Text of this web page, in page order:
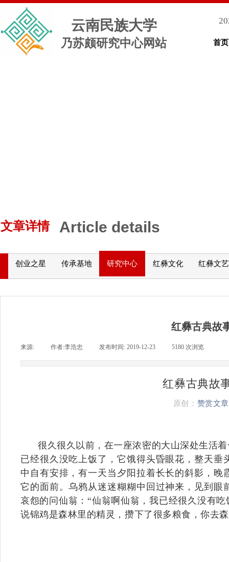
云南民族大学
乃苏颇研究中心网站 首页
Article details
文章详情
创业之星 传承基地 研究中心 红彝文化 红彝文艺
红彝古典
来源: 作者:李浩忠 发布时间: 2019-12-23 5180 次浏览
红彝古典故
原创： 赞赏文章
很久很久以前，在一座浓密的大山深处生活
已经很久没吃上饭了，它饿得头昏眼花，整天
中自有安排，有一天当夕阳拉着长长的斜影，
它的面前。乌鸦从迷迷糊糊中回过神来，见到
哀怨的问仙翁：“仙翁啊仙翁，我已经很久没有
说锦鸡是森林里的精灵，攒下了很多粮食，你去